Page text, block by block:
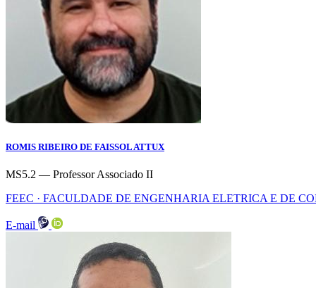
ROMIS RIBEIRO DE FAISSOL ATTUX
MS5.2 — Professor Associado II
FEEC · FACULDADE DE ENGENHARIA ELETRICA E DE
E-mail